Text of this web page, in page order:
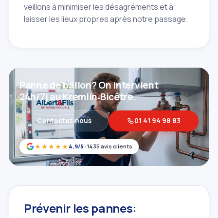
veillons à minimiser les désagréments et à
laisser les lieux propres après notre passage.
★★★★★ 4,9/5 · 1435 avis clients
Panne de ballon? On intervient
24h/7j au Kremlin‑Bicêtre.
Contactez‑nous 01 41 94 98 83
Prévenir les pannes: